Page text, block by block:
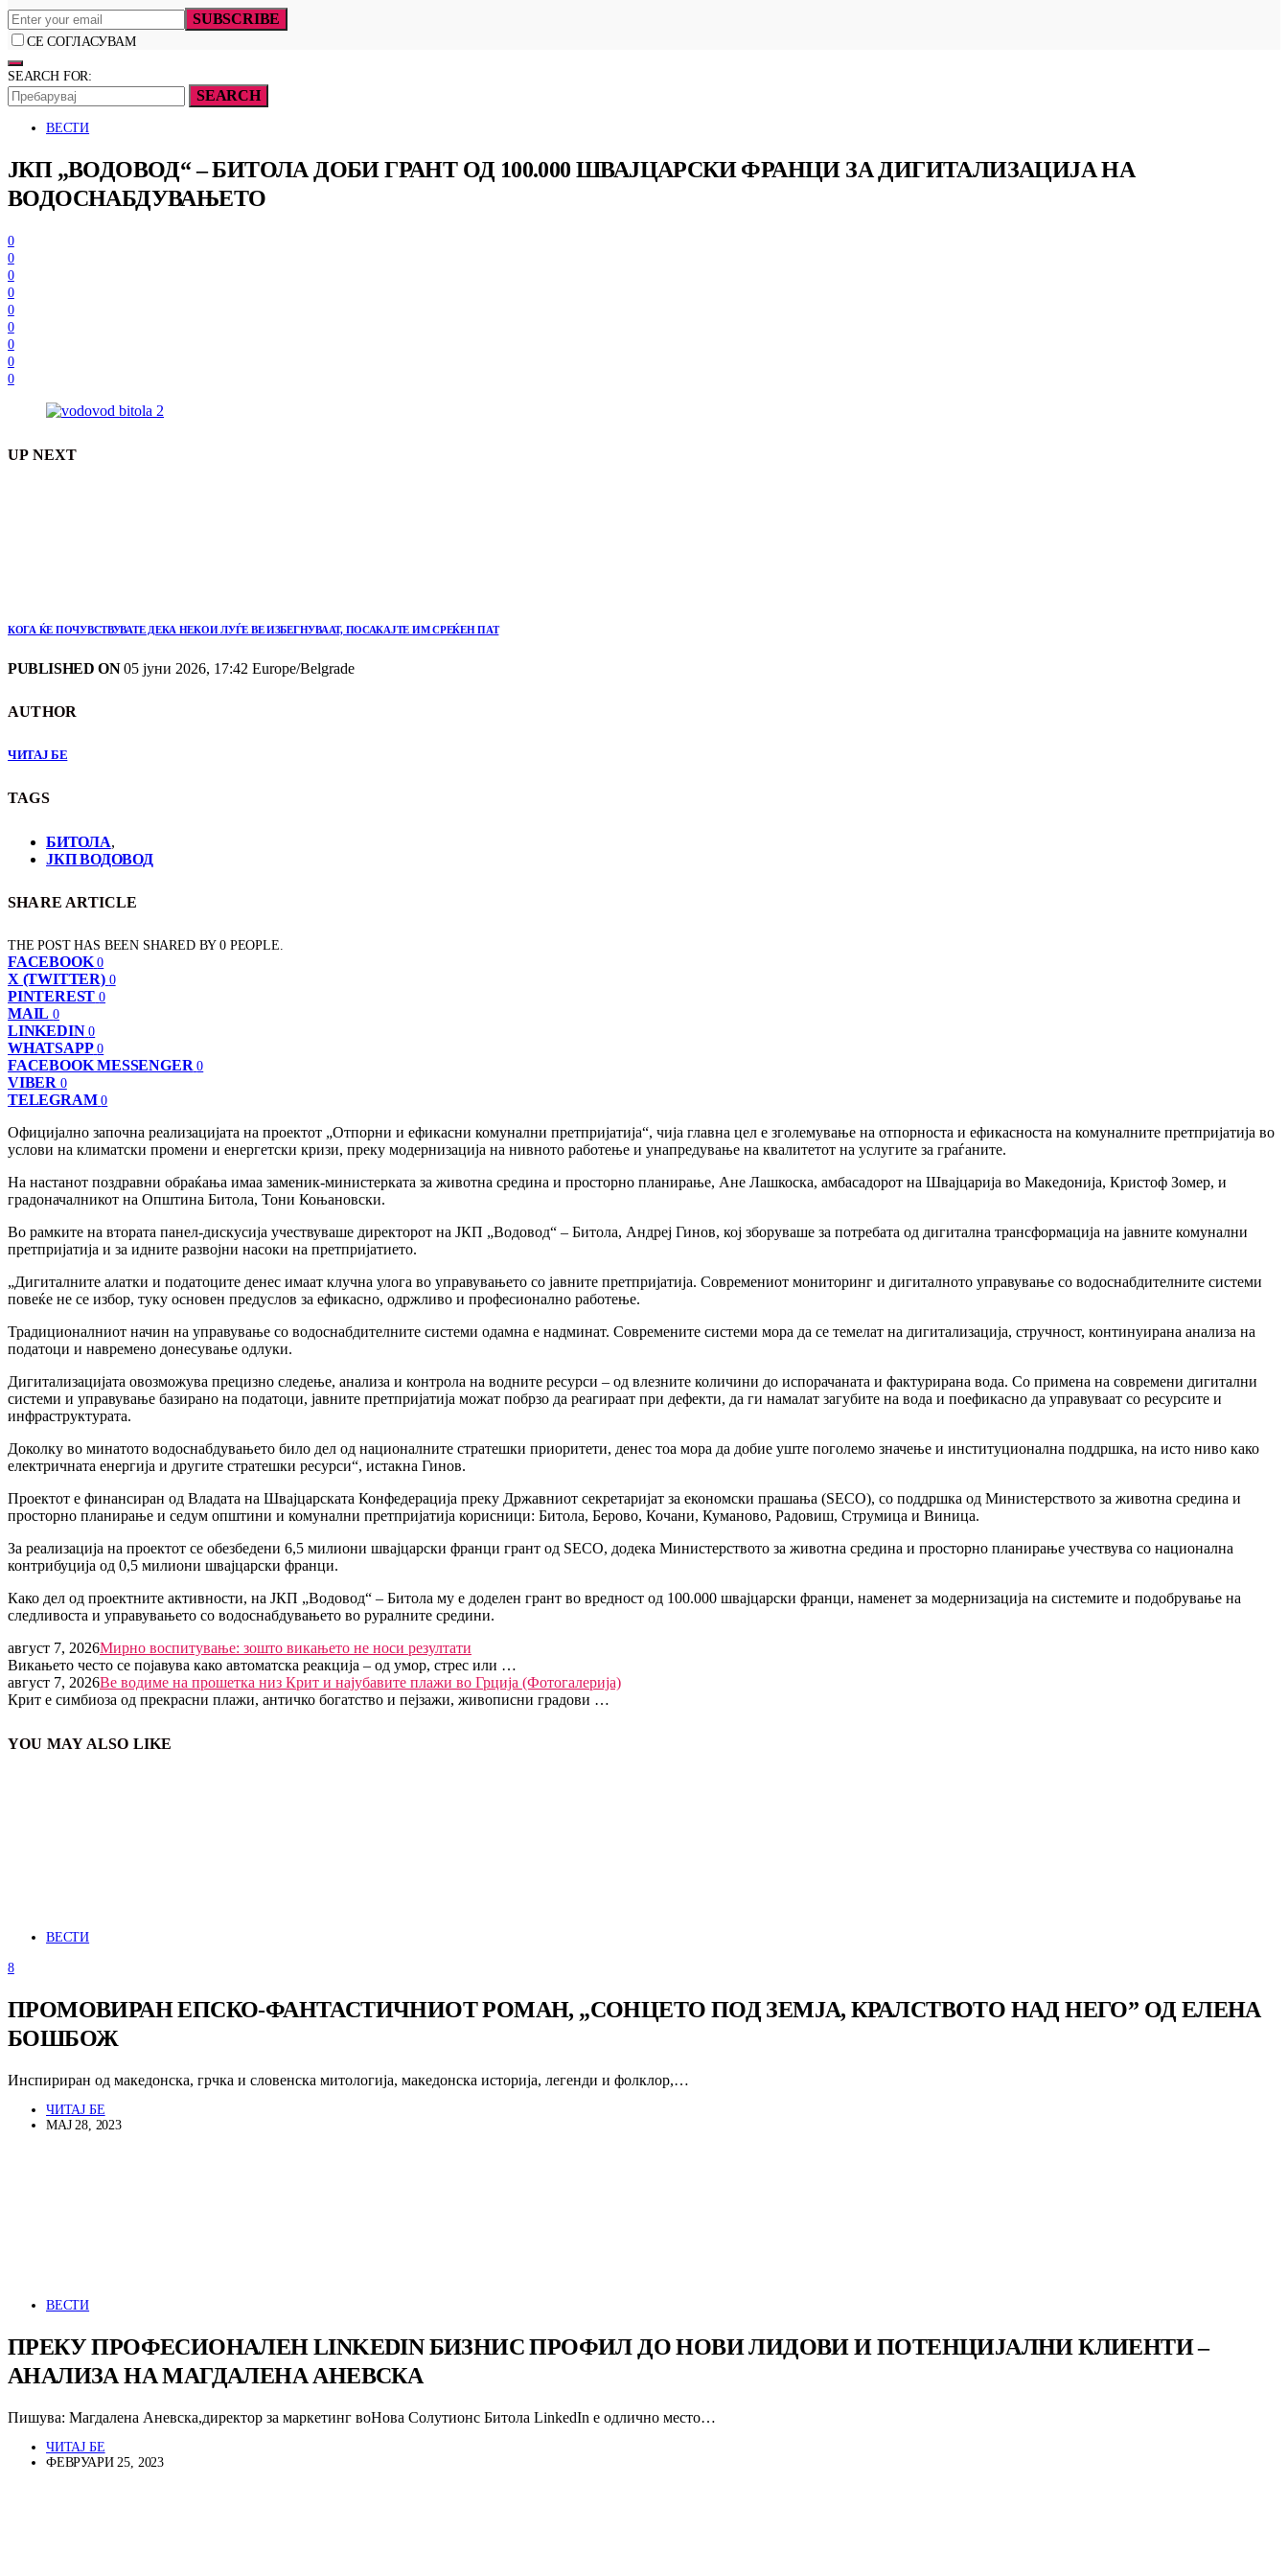
SUBSCRIBE
СЕ СОГЛАСУВАМ
SEARCH FOR:
SEARCH
ВЕСТИ
ЈКП „ВОДОВОД“ – БИТОЛА ДОБИ ГРАНТ ОД 100.000 ШВАЈЦАРСКИ ФРАНЦИ ЗА ДИГИТАЛИЗАЦИЈА НА
ВОДОСНАБДУВАЊЕТО
0
0
0
0
0
0
0
0
0
UP NEXT
КОГА ЌЕ ПОЧУВСТВУВАТЕ ДЕКА НЕКОИ ЛУЃЕ ВЕ ИЗБЕГНУВААТ, ПОСАКАЈТЕ ИМ СРЕЌЕН ПАТ
PUBLISHED ON05 јуни 2026, 17:42 Europe/Belgrade
AUTHOR
ЧИТАЈ БЕ
TAGS
БИТОЛА,
ЈКП ВОДОВОД
SHARE ARTICLE
THE POST HAS BEEN SHARED BY0 PEOPLE.
FACEBOOK 0
X (TWITTER) 0
PINTEREST 0
MAIL 0
LINKEDIN 0
WHATSAPP 0
FACEBOOK MESSENGER 0
VIBER 0
TELEGRAM 0
Официјално започна реализацијата на проектот „Отпорни и ефикасни комунални претпријатија“, чија главна цел е зголемување на отпорноста и ефикасноста на комуналните претпријатија во
услови на климатски промени и енергетски кризи, преку модернизација на нивното работење и унапредување на квалитетот на услугите за граѓаните.
На настанот поздравни обраќања имаа заменик-министерката за животна средина и просторно планирање, Ане Лашкоска, амбасадорот на Швајцарија во Македонија, Кристоф Зомер, и
градоначалникот на Општина Битола, Тони Коњановски.
Во рамките на втората панел-дискусија учествуваше директорот на ЈКП „Водовод“ – Битола, Андреј Гинов, кој зборуваше за потребата од дигитална трансформација на јавните комунални
претпријатија и за идните развојни насоки на претпријатието.
„Дигиталните алатки и податоците денес имаат клучна улога во управувањето со јавните претпријатија. Современиот мониторинг и дигиталното управување со водоснабдителните системи
повеќе не се избор, туку основен предуслов за ефикасно, одржливо и професионално работење.
Традиционалниот начин на управување со водоснабдителните системи одамна е надминат. Современите системи мора да се темелат на дигитализација, стручност, континуирана анализа на
податоци и навремено донесување одлуки.
Дигитализацијата овозможува прецизно следење, анализа и контрола на водните ресурси – од влезните количини до испорачаната и фактурирана вода. Со примена на современи дигитални
системи и управување базирано на податоци, јавните претпријатија можат побрзо да реагираат при дефекти, да ги намалат загубите на вода и поефикасно да управуваат со ресурсите и
инфраструктурата.
Доколку во минатото водоснабдувањето било дел од националните стратешки приоритети, денес тоа мора да добие уште поголемо значење и институционална поддршка, на исто ниво како
електричната енергија и другите стратешки ресурси“, истакна Гинов.
Проектот е финансиран од Владата на Швајцарската Конфедерација преку Државниот секретаријат за економски прашања (SECO), со поддршка од Министерството за животна средина и
просторно планирање и седум општини и комунални претпријатија корисници: Битола, Берово, Кочани, Куманово, Радовиш, Струмица и Виница.
За реализација на проектот се обезбедени 6,5 милиони швајцарски франци грант од SECO, додека Министерството за животна средина и просторно планирање учествува со национална
контрибуција од 0,5 милиони швајцарски франци.
Како дел од проектните активности, на ЈКП „Водовод“ – Битола му е доделен грант во вредност од 100.000 швајцарски франци, наменет за модернизација на системите и подобрување на
следливоста и управувањето со водоснабдувањето во руралните средини.
август 7, 2026Мирно воспитување: зошто викањето не носи резултати
Викањето често се појавува како автоматска реакција – од умор, стрес или …
август 7, 2026Ве водиме на прошетка низ Крит и најубавите плажи во Грција (Фотогалерија)
Крит е симбиоза од прекрасни плажи, античко богатство и пејзажи, живописни градови …
YOU MAY ALSO LIKE
ВЕСТИ
8
ПРОМОВИРАН ЕПСКО-ФАНТАСТИЧНИОТ РОМАН, „СОНЦЕТО ПОД ЗЕМЈА, КРАЛСТВОТО НАД НЕГО” ОД ЕЛЕНА
БОШБОЖ
Инспириран од македонска, грчка и словенска митологија, македонска историја, легенди и фолклор,…
ЧИТАЈ БЕ
МАЈ 28, 2023
ВЕСТИ
ПРЕКУ ПРОФЕСИОНАЛЕН LINKEDIN БИЗНИС ПРОФИЛ ДО НОВИ ЛИДОВИ И ПОТЕНЦИЈАЛНИ КЛИЕНТИ –
АНАЛИЗА НА МАГДАЛЕНА АНЕВСКА
Пишува: Магдалена Аневска,директор за маркетинг воНова Солутионс Битола LinkedIn е одлично место…
ЧИТАЈ БЕ
ФЕВРУАРИ 25, 2023